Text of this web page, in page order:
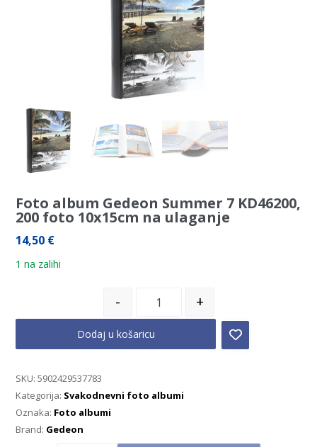
Foto album Gedeon Summer 7 KD46200,
200 foto 10x15cm na ulaganje
14,50 €
1 na zalihi
- +
Dodaj u košaricu
SKU:5902429537783
Kategorija: Svakodnevni foto albumi
Oznaka: Foto albumi
Brand: Gedeon